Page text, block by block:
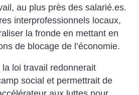
au plus près des salarié.es.
interprofessionnels locaux,
la fronde en mettant en
de blocage de l’économie.
loi travail redonnerait
social et permettrait de